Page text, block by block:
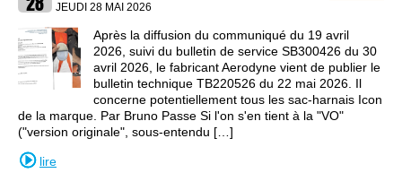
JEUDI 28 MAI 2026
Après la diffusion du communiqué du 19 avril
2026, suivi du bulletin de service SB300426 du 30
avril 2026, le fabricant Aerodyne vient de publier le
bulletin technique TB220526 du 22 mai 2026. Il
concerne potentiellement tous les sac-harnais Icon
de la marque. Par Bruno Passe Si l'on s'en tient à la "VO"
("version originale", sous-entendu […]
lire